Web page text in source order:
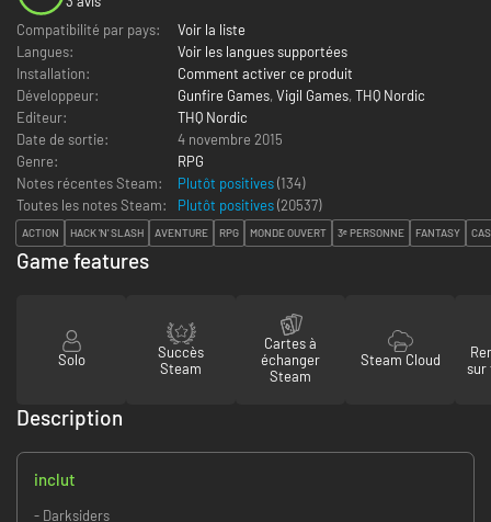
Compatibilité par pays:
Voir la liste
Langues:
Voir les langues supportées
Installation:
Comment activer ce produit
Développeur:
Gunfire Games, Vigil Games, THQ Nordic
Editeur:
THQ Nordic
Date de sortie:
4 novembre 2015
Genre:
RPG
Notes récentes Steam:
Plutôt positives(134)
Toutes les notes Steam:
Plutôt positives(20537)
ACTION HACK 'N' SLASH AVENTURE RPG MONDE OUVERT 3ᵉ PERSONNE FANTASY
Game features
Solo
Succès
Steam
Cartes à
échanger
Steam
Steam Cloud
sur
Description
inclut
- Darksiders